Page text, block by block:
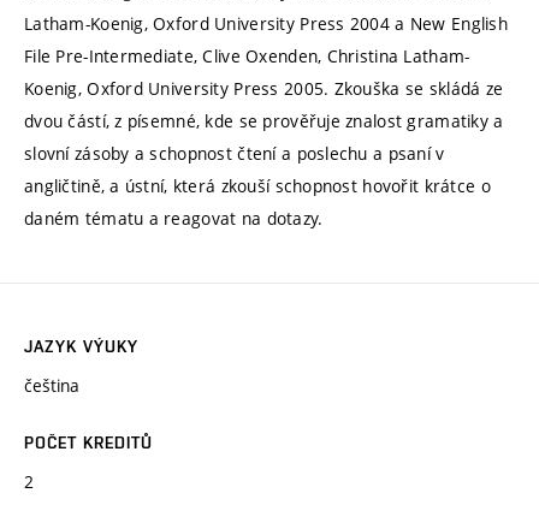
Latham-Koenig, Oxford University Press 2004 a New English
File Pre-Intermediate, Clive Oxenden, Christina Latham-
Koenig, Oxford University Press 2005. Zkouška se skládá ze
dvou částí, z písemné, kde se prověřuje znalost gramatiky a
slovní zásoby a schopnost čtení a poslechu a psaní v
angličtině, a ústní, která zkouší schopnost hovořit krátce o
daném tématu a reagovat na dotazy.
JAZYK VÝUKY
čeština
POČET KREDITŮ
2